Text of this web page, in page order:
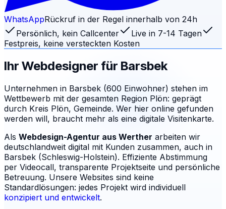
WhatsAppRückruf in der Regel innerhalb von 24h
Persönlich, kein Callcenter
Live in 7-14 Tagen
Festpreis, keine versteckten Kosten
Ihr Webdesigner für Barsbek
Unternehmen in Barsbek (600 Einwohner) stehen im
Wettbewerb mit der gesamten Region Plön: geprägt
durch Kreis Plön, Gemeinde. Wer hier online gefunden
werden will, braucht mehr als eine digitale Visitenkarte.
Als Webdesign-Agentur aus Werther arbeiten wir
deutschlandweit digital mit Kunden zusammen, auch in
Barsbek (Schleswig-Holstein). Effiziente Abstimmung
per Videocall, transparente Projektseite und persönliche
Betreuung. Unsere Websites sind keine
Standardlösungen: jedes Projekt wird individuell
konzipiert und entwickelt.